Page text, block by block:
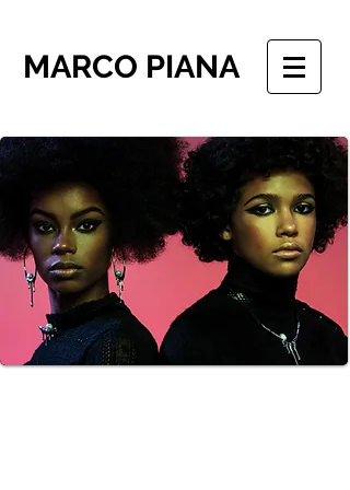
MARCO PIANA